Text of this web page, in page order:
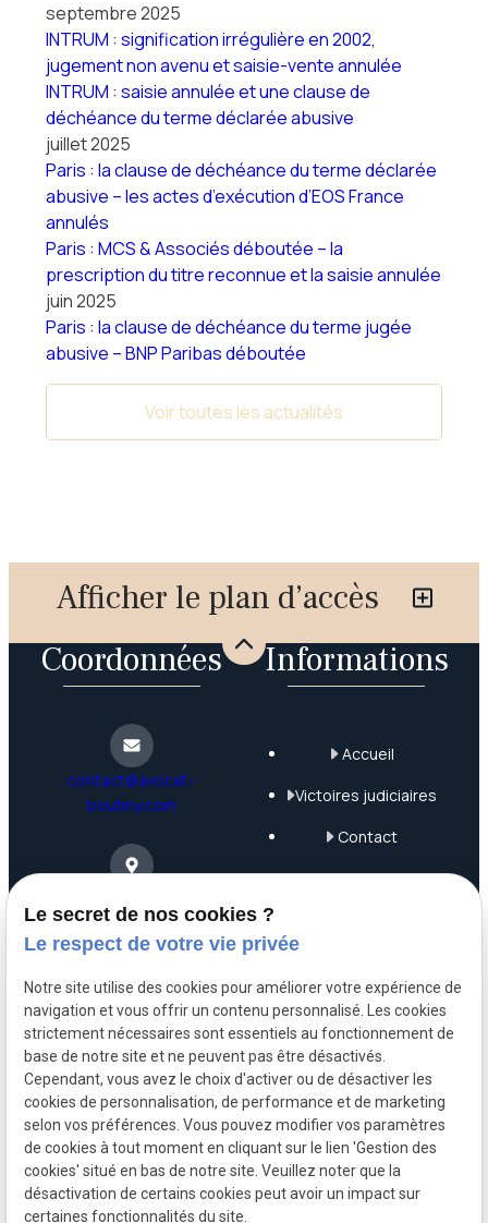
septembre 2025
INTRUM : signification irrégulière en 2002,
jugement non avenu et saisie-vente annulée
INTRUM : saisie annulée et une clause de
déchéance du terme déclarée abusive
juillet 2025
Paris : la clause de déchéance du terme déclarée
abusive – les actes d’exécution d’EOS France
annulés
Paris : MCS & Associés déboutée – la
prescription du titre reconnue et la saisie annulée
juin 2025
Paris : la clause de déchéance du terme jugée
abusive – BNP Paribas déboutée
Voir toutes les actualités
Afficher le plan d’accès
Coordonnées
contact@avocat-
boutmy.com
75012 Paris
06 63 68 71 99
Informations
Accueil
Victoires judiciaires
Contact
Politique de
confidentialité
Gestion des cookies
A propos
Maître Boutmy, avocat engagée en droit commercial,
bancaire, civil et de la consommation.
Le secret de nos cookies ?
Le respect de votre vie privée
Notre site utilise des cookies pour améliorer votre expérience de
navigation et vous offrir un contenu personnalisé. Les cookies
strictement nécessaires sont essentiels au fonctionnement de
base de notre site et ne peuvent pas être désactivés.
Cependant, vous avez le choix d'activer ou de désactiver les
cookies de personnalisation, de performance et de marketing
selon vos préférences. Vous pouvez modifier vos paramètres
de cookies à tout moment en cliquant sur le lien 'Gestion des
cookies' situé en bas de notre site. Veuillez noter que la
désactivation de certains cookies peut avoir un impact sur
certaines fonctionnalités du site.